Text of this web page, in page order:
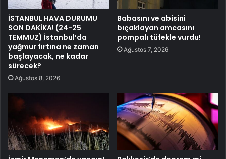
İSTANBUL HAVA DURUMU
SON DAKİKA! (24-25
TEMMUZ) İstanbul’da
yağmur fırtına ne zaman
başlayacak, ne kadar
sürecek?
Ağustos 8, 2026
Babasını ve abisini
bıçaklayan amcasını
pompalı tüfekle vurdu!
Ağustos 7, 2026